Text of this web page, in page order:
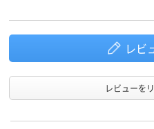
レビ
レビューを